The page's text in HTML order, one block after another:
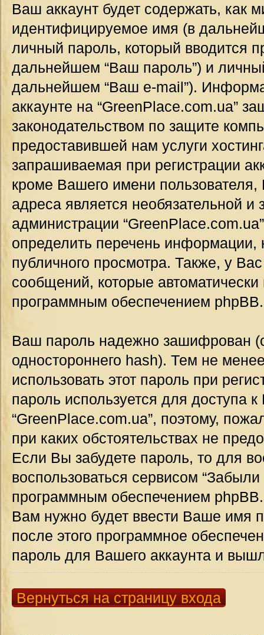
Ваш аккаунт будет содержать, как
идентифицируемое имя (в
личный пароль, который вводится
дальнейшем “Ваш пароль”) и
дальнейшем “Ваш e-mail”).
аккаунте на “GreenPlace.com.ua”
законодательством по защите
предоставившей нам услуги
запрашиваемая при регистрации
кроме Вашего имени
адреса является необязательной
администрации
определить перечень информации,
публичного просмотра. Также, у
сообщений, которые
программным обеспечением phpBB.
Ваш пароль надежно зашифрован
одностороннего hash). Тем не
использовать этот пароль при
пароль используется для доступа
“GreenPlace.com.ua”, поэтому,
при каких обстоятельствах не
Если Вы забудете пароль, то для
воспользоваться сервисом
программным обеспечением
Вам нужно будет ввести Ваше имя
после этого программное
пароль для Вашего аккаунта и
Вернуться на страницу входа